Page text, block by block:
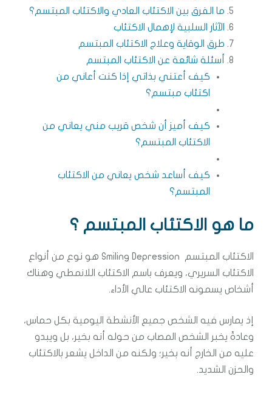
ما الفرق بين الاكتئاب العادي والاكتئاب المبتسم؟
الآثار السلبية لإهمال الاكتئاب
طرق الوقاية وعلاج الاكتئاب المبتسم
أسئلة شائعة عن الاكتئاب المبتسم
كيف أعتني بذاتي إذا كنت أعاني من
اكتئاب مبتسم؟
كيف أميز أن شخص قريب مني يعاني من
الاكتئاب المبتسم؟
كيف أساعد شخص يعاني من الاكتئاب
المبتسم؟
ما هو الاكتئاب المبتسم ؟
الاكتئاب المبتسم Smiling Depression هو نوع من أنواع
الاكتئاب السريري، ويعرف باسم الاكتئاب اللانمطي وهناك
أشخاص يسمونه الاكتئاب عالي الأداء.
إذ يمارس فيه الشخص جميع الأنشطة اليومية بكل حماس،
وعادةً يخبر الشخص المصاب من حوله أنه بخير، بل ويبدو
عليه من الخارج أنه بخير؛ ولكنه من الداخل يشعر بالاكتئاب
والحزن الشديد.